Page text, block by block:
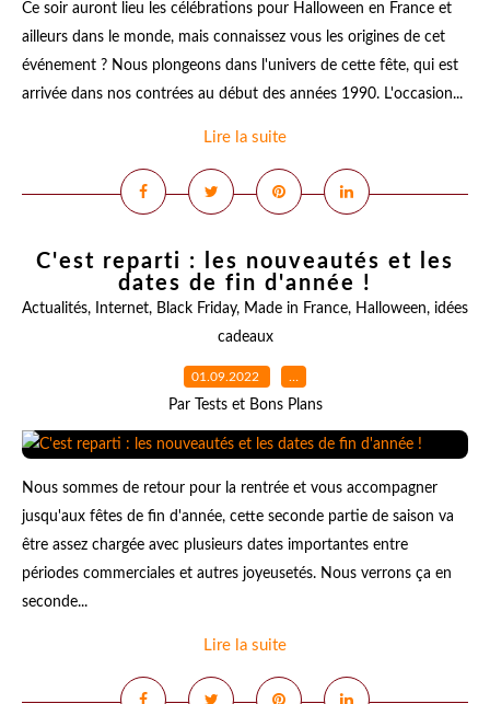
Ce soir auront lieu les célébrations pour Halloween en France et
ailleurs dans le monde, mais connaissez vous les origines de cet
événement ? Nous plongeons dans l'univers de cette fête, qui est
arrivée dans nos contrées au début des années 1990. L'occasion...
Lire la suite
C'est reparti : les nouveautés et les
dates de fin d'année !
Actualités, Internet, Black Friday, Made in France, Halloween, idées
cadeaux
01.09.2022 …
Par Tests et Bons Plans
Nous sommes de retour pour la rentrée et vous accompagner
jusqu'aux fêtes de fin d'année, cette seconde partie de saison va
être assez chargée avec plusieurs dates importantes entre
périodes commerciales et autres joyeusetés. Nous verrons ça en
seconde...
Lire la suite